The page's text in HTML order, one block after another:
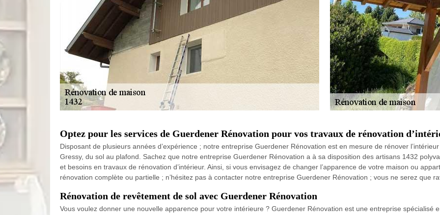
Optez pour les services de Guerdener Rénovation pour vos travaux de rénovation
Disposant de plusieurs années d’expérience ; notre entreprise Guerdener Rénovation est en mesure de rénover
Gressy, du sol au plafond. Sachez que notre entreprise Guerdener Rénovation a à sa disposition des artisans 1432
et besoins en travaux de rénovation d’intérieur. Ainsi, si vous envisagez de changer l’apparence de votre maison ou
rénovation complète ou partielle ; n’hésitez pas à contacter notre entreprise Guerdener Rénovation ; vous ne serez que
Rénovation de revêtement de sol avec Guerdener Rénovation
Vous voulez donner une nouvelle apparence pour votre intérieure ? Guerdener Rénovation est une entreprise spécialisé